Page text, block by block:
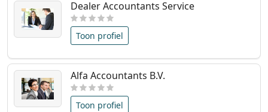
Dealer Accountants Service
Toon profiel
Alfa Accountants B.V.
Toon profiel